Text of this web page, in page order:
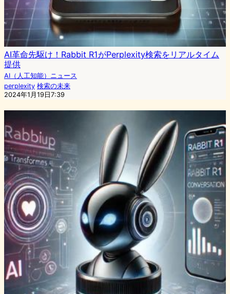
AI革命先駆け！Rabbit R1がPerplexity検索をリアルタイム
提供
AI（人工知能）ニュース
perplexity 検索の未来
2024年1月19日7:39